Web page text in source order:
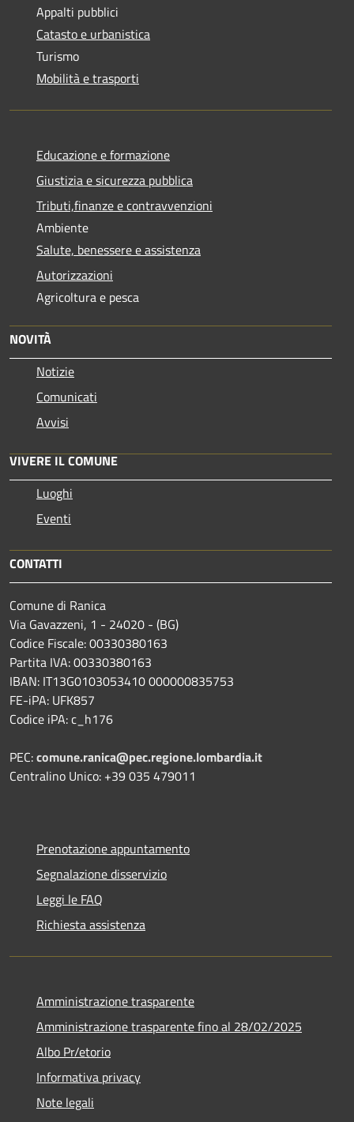
Appalti pubblici
Catasto e urbanistica
Turismo
Mobilità e trasporti
Educazione e formazione
Giustizia e sicurezza pubblica
Tributi,finanze e contravvenzioni
Ambiente
Salute, benessere e assistenza
Autorizzazioni
Agricoltura e pesca
NOVITÀ
Notizie
Comunicati
Avvisi
VIVERE IL COMUNE
Luoghi
Eventi
CONTATTI
Comune di Ranica
Via Gavazzeni, 1 - 24020 - (BG)
Codice Fiscale: 00330380163
Partita IVA: 00330380163
IBAN: IT13G0103053410 000000835753
FE-iPA: UFK857
Codice iPA: c_h176
PEC:comune.ranica@pec.regione.lombardia.it
Centralino Unico: +39 035 479011
Prenotazione appuntamento
Segnalazione disservizio
Leggi le FAQ
Richiesta assistenza
Amministrazione trasparente
Amministrazione trasparente fino al 28/02/2025
Albo Pr/etorio
Informativa privacy
Note legali